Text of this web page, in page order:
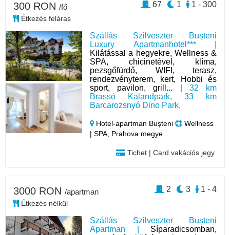
Szállás Szilveszter Bușteni
Luxury Apartmanhotel*** |
Kilátással a hegyekre, Wellness &
SPA, chicinetével, klíma,
pezsgőfürdő, WIFI, terasz,
rendezvényterem, kert, Hobbi és
sport, pavilon, grill... | 32 km
Brassó Kalandpark, 33 km
Barcarozsnyó Dino Park,
Hotel‑apartman Bușteni
Wellness
| SPA, Prahova megye
Tichet | Card vakációs jegy
300 RON /fő
Étkezés feláras
1 - 300
1
67
Szállás Szilveszter Bușteni
Apartman | Síparadicsomban,
3000 RON /apartman
Étkezés nélkül
1 - 4
3
2